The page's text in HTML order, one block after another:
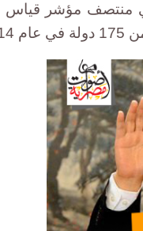
منتصف مؤشر قياس